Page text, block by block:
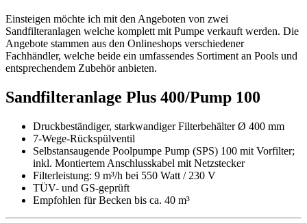
Einsteigen möchte ich mit den Angeboten von zwei
Sandfilteranlagen welche komplett mit Pumpe verkauft werden. Die
Angebote stammen aus den Onlineshops verschiedener
Fachhändler, welche beide ein umfassendes Sortiment an Pools und
entsprechendem Zubehör anbieten.
Sandfilteranlage Plus 400/Pump 100
Druckbeständiger, starkwandiger Filterbehälter Ø 400 mm
7-Wege-Rückspülventil
Selbstansaugende Poolpumpe Pump (SPS) 100 mit Vorfilter;
inkl. Montiertem Anschlusskabel mit Netzstecker
Filterleistung: 9 m³/h bei 550 Watt / 230 V
TÜV- und GS-geprüft
Empfohlen für Becken bis ca. 40 m³